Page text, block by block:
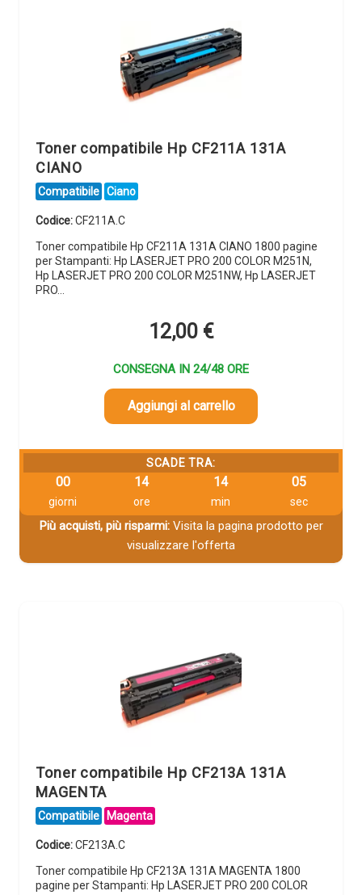
Toner compatibile Hp CF211A 131A
CIANO
Compatibile Ciano
Codice:CF211A.C
Toner compatibile Hp CF211A 131A CIANO 1800 pagine
per Stampanti: Hp LASERJET PRO 200 COLOR M251N,
Hp LASERJET PRO 200 COLOR M251NW, Hp LASERJET
PRO…
12,00 €
CONSEGNA IN 24/48 ORE
Aggiungi al carrello
SCADE TRA:
00
giorni
14
ore
14
min
04
sec
Più acquisti, più risparmi:Visita la pagina prodotto per
visualizzare l'offerta
Toner compatibile Hp CF213A 131A
MAGENTA
Compatibile Magenta
Codice:CF213A.C
Toner compatibile Hp CF213A 131A MAGENTA 1800
pagine per Stampanti: Hp LASERJET PRO 200 COLOR